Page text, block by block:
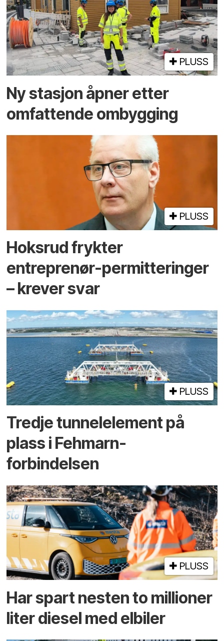
PLUSS
Ny stasjon åpner etter
omfattende ombygging
PLUSS
Hoksrud frykter
entreprenør-permitteringer
– krever svar
PLUSS
Tredje tunnel­element på
plass i Fehmarn-
forbindelsen
PLUSS
Har spart nesten to millioner
liter diesel med elbiler